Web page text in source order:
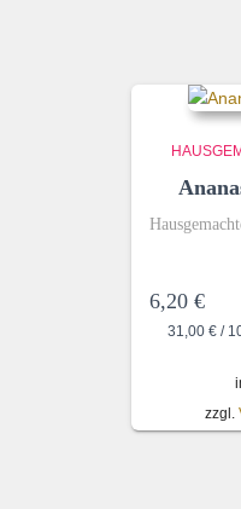
6,20 €
31,00 € /
zzgl.